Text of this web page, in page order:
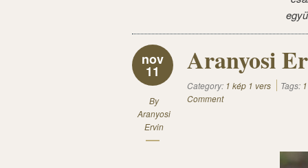
nov
11
By
Aranyosi
Ervin
Aranyosi
Category: 1 kép 1 vers Tags:
Comment